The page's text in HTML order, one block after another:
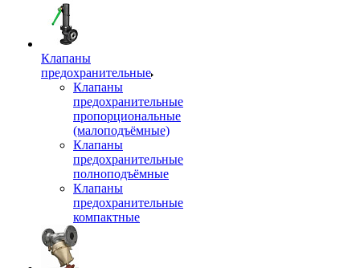
Клапаны
предохранительные
Клапаны
предохранительные
пропорциональные
(малоподъёмные)
Клапаны
предохранительные
полноподъёмные
Клапаны
предохранительные
компактные